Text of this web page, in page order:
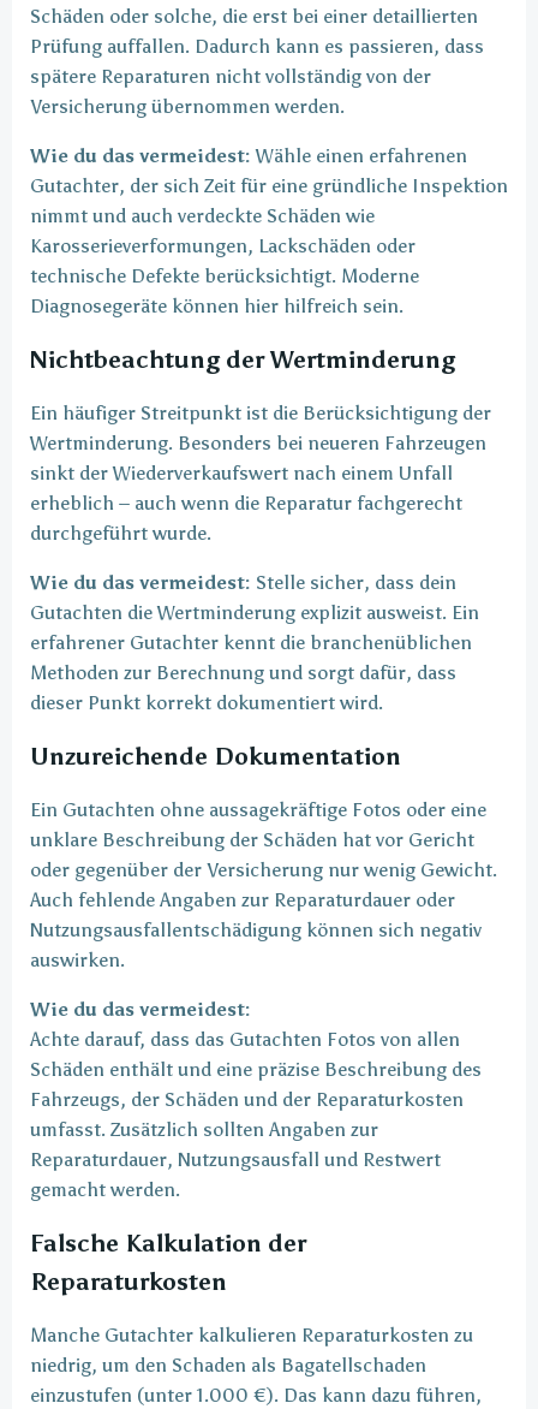
Schäden oder solche, die erst bei einer detaillierten
Prüfung auffallen. Dadurch kann es passieren, dass
spätere Reparaturen nicht vollständig von der
Versicherung übernommen werden.
Wie du das vermeidest:Wähle einen erfahrenen
Gutachter, der sich Zeit für eine gründliche Inspektion
nimmt und auch verdeckte Schäden wie
Karosserieverformungen, Lackschäden oder
technische Defekte berücksichtigt. Moderne
Diagnosegeräte können hier hilfreich sein.
Nichtbeachtung der Wertminderung
Ein häufiger Streitpunkt ist die Berücksichtigung der
Wertminderung. Besonders bei neueren Fahrzeugen
sinkt der Wiederverkaufswert nach einem Unfall
erheblich – auch wenn die Reparatur fachgerecht
durchgeführt wurde.
Wie du das vermeidest: Stelle sicher, dass dein
Gutachten die Wertminderung explizit ausweist. Ein
erfahrener Gutachter kennt die branchenüblichen
Methoden zur Berechnung und sorgt dafür, dass
dieser Punkt korrekt dokumentiert wird.
Unzureichende Dokumentation
Ein Gutachten ohne aussagekräftige Fotos oder eine
unklare Beschreibung der Schäden hat vor Gericht
oder gegenüber der Versicherung nur wenig Gewicht.
Auch fehlende Angaben zur Reparaturdauer oder
Nutzungsausfallentschädigung können sich negativ
auswirken.
Wie du das vermeidest:
Achte darauf, dass das Gutachten Fotos von allen
Schäden enthält und eine präzise Beschreibung des
Fahrzeugs, der Schäden und der Reparaturkosten
umfasst. Zusätzlich sollten Angaben zur
Reparaturdauer, Nutzungsausfall und Restwert
gemacht werden.
Falsche Kalkulation der
Reparaturkosten
Manche Gutachter kalkulieren Reparaturkosten zu
niedrig, um den Schaden als Bagatellschaden
einzustufen (unter 1.000 €). Das kann dazu führen,